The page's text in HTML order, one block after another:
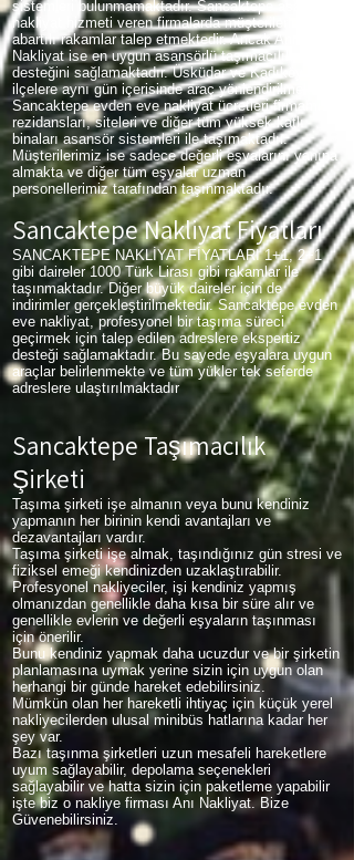
sistemleri bulunmamaktadır. Sancaktepe asansörlü
nakliyat hizmeti veren firmalarda müşterilerinden
abartılı rakamlar talep etmektedir. Ancak Anı
Nakliyat ise en uygun asansörlü taşımacılık
desteğini sağlamaktadır. Üsküdar ve Kadıköy gibi
ilçelere aynı gün içerisinde araç yönlendirilmektedir.
Sancaktepe evden eve nakliyat ücretleri firmamız
rezidansları, siteleri ve diğer tüm yüksek katlı
binaları asansör sistemleri ile taşımaktadır.
Müşterilerimiz ise sadece değerli eşyalarını yanına
almakta ve diğer tüm eşyalar uzman
personellerimiz tarafından taşınmaktadır.
Sancaktepe Nakliyat Fiyatları
SANCAKTEPE NAKLİYAT FİYATLARI 1+1, 2+1
gibi daireler 1000 Türk Lirası gibi rakamlar ile
taşınmaktadır. Diğer büyük daireler için de
indirimler gerçekleştirilmektedir. Sancaktepe evden
eve nakliyat, profesyonel bir taşıma süreci
geçirmek için talep edilen adreslere ekspertiz
desteği sağlamaktadır. Bu sayede eşyalara uygun
araçlar belirlenmekte ve tüm yükler tek seferde
adreslere ulaştırılmaktadır
Sancaktepe Taşımacılık
Şirketi
Taşıma şirketi işe almanın veya bunu kendiniz
yapmanın her birinin kendi avantajları ve
dezavantajları vardır.
Taşıma şirketi işe almak, taşındığınız gün stresi ve
fiziksel emeği kendinizden uzaklaştırabilir.
Profesyonel nakliyeciler, işi kendiniz yapmış
olmanızdan genellikle daha kısa bir süre alır ve
genellikle evlerin ve değerli eşyaların taşınması
için önerilir.
Bunu kendiniz yapmak daha ucuzdur ve bir şirketin
planlamasına uymak yerine sizin için uygun olan
herhangi bir günde hareket edebilirsiniz.
Mümkün olan her hareketli ihtiyaç için küçük yerel
nakliyecilerden ulusal minibüs hatlarına kadar her
şey var.
Bazı taşınma şirketleri uzun mesafeli hareketlere
uyum sağlayabilir, depolama seçenekleri
sağlayabilir ve hatta sizin için paketleme yapabilir
işte biz o nakliye firması Anı Nakliyat. Bize
Güvenebilirsiniz.